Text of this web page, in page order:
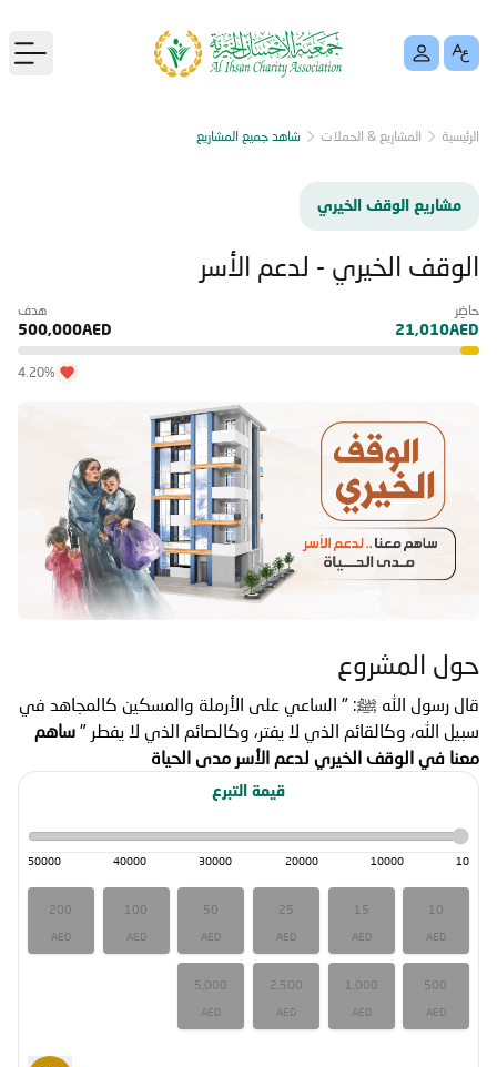
الرئيسية المشاريع & الحملات شاهد جميع المشاريع
مشاريع الوقف الخيري
الوقف الخيري - لدعم الأسر
حاضِر هدف
21,010AED
500,000AED
4.20%
حول المشروع
قال رسول الله ﷺ: " الساعي على الأرملة والمسكين كالمجاهد في
سبيل الله، وكالقائم الذي لا يفتر، وكالصائم الذي لا يفطر " ساهم
معنا في الوقف الخيري لدعم الأسر مدى الحياة
قيمة التبرع
10
10000
20000
30000
40000
50000
10
AED
15
AED
25
AED
50
AED
100
AED
200
AED
500
AED
1,000
AED
2,500
AED
5,000
AED